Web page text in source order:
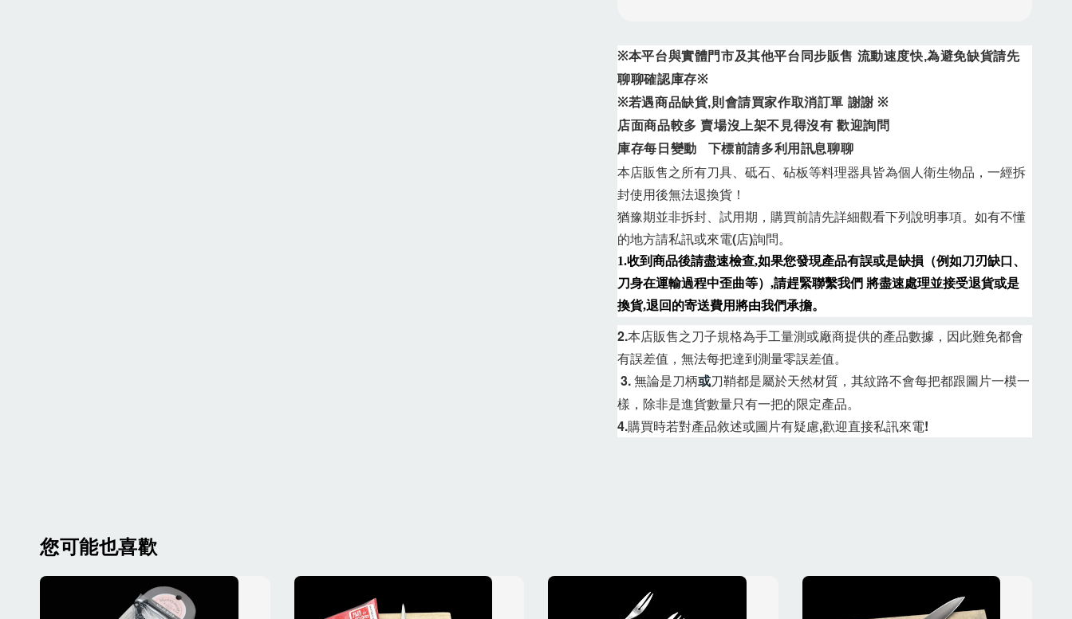
※本平台與實體門市及其他平台同步販售 流動速度快,為避免缺貨請先
聊聊確認庫存※
※若遇商品缺貨,則會請買家作取消訂單 謝謝 ※
店面商品較多 賣場沒上架不見得沒有 歡迎詢問
庫存每日變動
下標前請多利用訊息聊聊
本店販售之所有刀具、砥石、砧板等料理器具皆為個人衛生物品，一經拆
封使用後無法退換貨！
猶豫期並非拆封、試用期，購買前請先詳細觀看下列說明事項。如有不懂
的地方請私訊或來電(店)詢問。
1.收到商品後請盡速檢查,如果您發現產品有誤或是缺損（例如刀刃缺口、
刀身在運輸過程中歪曲等）,請趕緊聯繫我們 將盡速處理並接受退貨或是
換貨,退回的寄送費用將由我們承擔。
2.本店販售之刀子規格為手工量測或廠商提供的產品數據，因此難免都會
有誤差值，無法每把達到測量零誤差值。
3. 無論是刀柄或刀鞘都是屬於天然材質，其紋路不會每把都跟圖片一模一
樣，除非是進貨數量只有一把的限定產品。
4.購買時若對產品敘述或圖片有疑慮,歡迎直接私訊來電!
您可能也喜歡